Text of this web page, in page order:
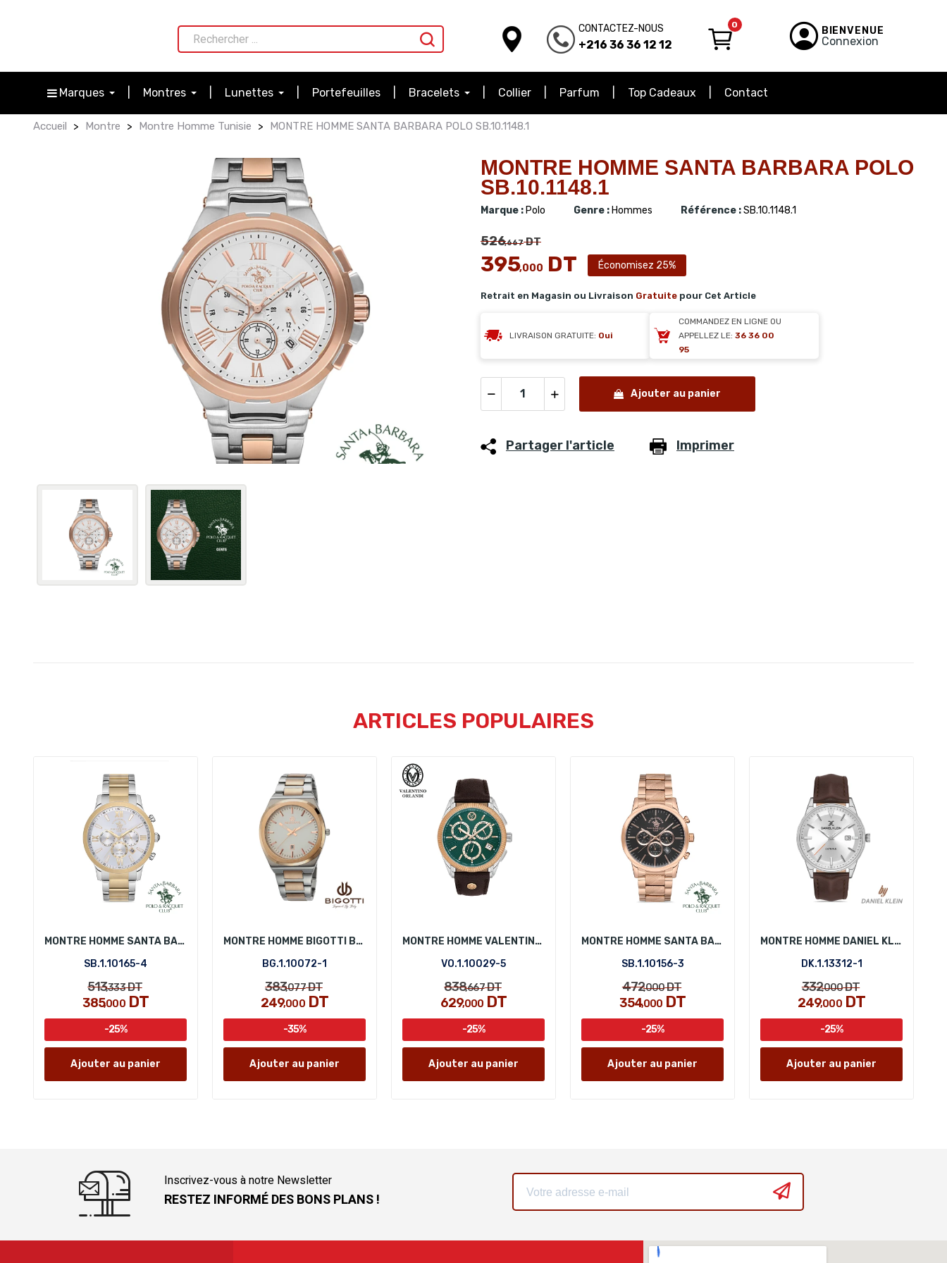
CONTACTEZ-NOUS
+216 36 36 12 12
0 BIENVENUE
Connexion
Marques Montres Lunettes Portefeuilles Bracelets Collier Parfum Top Cadeaux Contact
Accueil Montre Montre Homme Tunisie MONTRE HOMME SANTA BARBARA POLO SB.10.1148.1
MONTRE HOMME SANTA BARBARA POLO
SB.10.1148.1
Marque : Polo Genre : Hommes Référence :SB.10.1148.1
526,667DT
395,000 DT Économisez 25%
Retrait en Magasin ou Livraison Gratuite pour Cet Article
LIVRAISON GRATUITE: Oui
COMMANDEZ EN LIGNE OU
APPELLEZ LE: 36 36 00
95
Ajouter au panier
Partager l'article Imprimer
ARTICLES POPULAIRES
MONTRE HOMME SANTA BARBARA POLO SB.1.10165-4
SB.1.10165-4
513,333DT
385,000DT
-25%
Ajouter au panier
MONTRE HOMME BIGOTTI BG.1.10072-1
BG.1.10072-1
383,077DT
249,000DT
-35%
Ajouter au panier
MONTRE HOMME VALENTINO ORLANDI VO.1.10029-5
VO.1.10029-5
838,667DT
629,000 DT
-25%
Ajouter au panier
MONTRE HOMME SANTA BARBARA POLO SB.1.10156-3
SB.1.10156-3
472,000DT
354,000 DT
-25%
Ajouter au panier
MONTRE HOMME DANIEL KLEIN DK.1.13312-1
DK.1.13312-1
332,000DT
249,000DT
-25%
Ajouter au panier
Inscrivez-vous à notre Newsletter
RESTEZ INFORMÉ DES BONS PLANS !